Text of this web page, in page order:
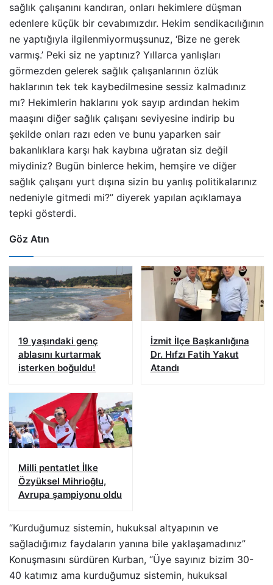
sağlık çalışanını kandıran, onları hekimlere düşman
edenlere küçük bir cevabımızdır. Hekim sendikacılığının
ne yaptığıyla ilgilenmiyormuşsunuz, ‘Bize ne gerek
varmış.’ Peki siz ne yaptınız? Yıllarca yanlışları
görmezden gelerek sağlık çalışanlarının özlük
haklarının tek tek kaybedilmesine sessiz kalmadınız
mı? Hekimlerin haklarını yok sayıp ardından hekim
maaşını diğer sağlık çalışanı seviyesine indirip bu
şekilde onları razı eden ve bunu yaparken sair
bakanlıklara karşı hak kaybına uğratan siz değil
miydiniz? Bugün binlerce hekim, hemşire ve diğer
sağlık çalışanı yurt dışına sizin bu yanlış politikalarınız
nedeniyle gitmedi mi?” diyerek yapılan açıklamaya
tepki gösterdi.
Göz Atın
19 yaşındaki genç
ablasını kurtarmak
isterken boğuldu!
İzmit İlçe Başkanlığına
Dr. Hıfzı Fatih Yakut
Atandı
Milli pentatlet İlke
Özyüksel Mihrioğlu,
Avrupa şampiyonu oldu
“Kurduğumuz sistemin, hukuksal altyapının ve
sağladığımız faydaların yanına bile yaklaşamadınız”
Konuşmasını sürdüren Kurban, “Üye sayınız bizim 30-
40 katımız ama kurduğumuz sistemin, hukuksal